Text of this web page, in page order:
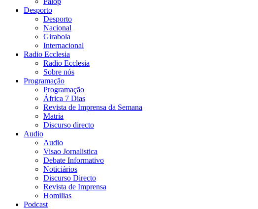
Desporto
Desporto
Nacional
Girabola
Internacional
Radio Ecclesia
Radio Ecclesia
Sobre nós
Programação
Programação
África 7 Dias
Revista de Imprensa da Semana
Matria
Discurso directo
Audio
Audio
Visao Jornalistica
Debate Informativo
Noticiários
Discurso Directo
Revista de Imprensa
Homilias
Podcast